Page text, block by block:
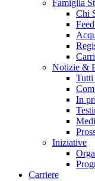
Famiglia
Chi
Notizie &
In
Iniziative
Carriere